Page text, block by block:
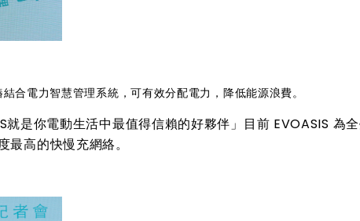
合電力智慧管理系統，可有效分配電力，降低能源浪費。
就是你電動生活中最值得信賴的好夥伴」目前 EVOASIS 為
高的快慢充網絡。